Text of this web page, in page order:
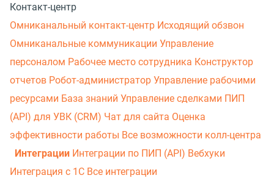
Контакт-центр
Омниканальный контакт-центр Исходящий обзвон
Омниканальные коммуникации Управление
персоналом Рабочее место сотрудника Конструктор
отчетов Робот-администратор Управление рабочими
ресурсами База знаний Управление сделками ПИП
(API) для УВК (CRM) Чат для сайта Оценка
эффективности работы Все возможности колл-центра
Интеграции Интеграции по ПИП (API) Вебхуки
Интеграция с 1С Все интеграции